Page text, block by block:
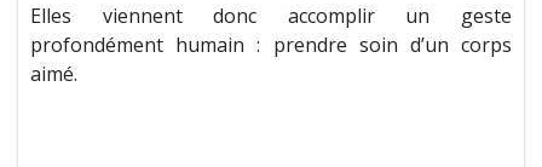
Elles viennent donc accomplir un geste
profondément humain : prendre soin d’un corps
aimé.